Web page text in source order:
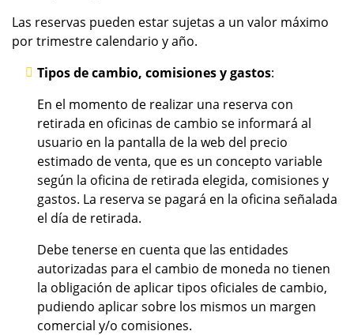
Las reservas pueden estar sujetas a un valor máximo
por trimestre calendario y año.
Tipos de cambio, comisiones y gastos:
En el momento de realizar una reserva con
retirada en oficinas de cambio se informará al
usuario en la pantalla de la web del precio
estimado de venta, que es un concepto variable
según la oficina de retirada elegida, comisiones y
gastos. La reserva se pagará en la oficina señalada
el día de retirada.
Debe tenerse en cuenta que las entidades
autorizadas para el cambio de moneda no tienen
la obligación de aplicar tipos oficiales de cambio,
pudiendo aplicar sobre los mismos un margen
comercial y/o comisiones.